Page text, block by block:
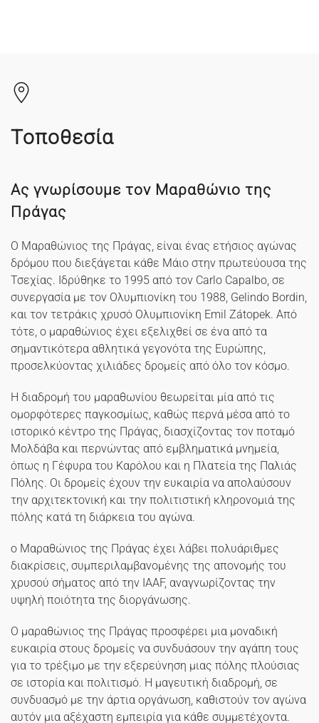
Τοποθεσία
Ας γνωρίσουμε τον Μαραθώνιο της
Πράγας
Ο Μαραθώνιος της Πράγας, είναι ένας ετήσιος αγώνας
δρόμου που διεξάγεται κάθε Μάιο στην πρωτεύουσα της
Τσεχίας. Ιδρύθηκε το 1995 από τον Carlo Capalbo, σε
συνεργασία με τον Ολυμπιονίκη του 1988, Gelindo Bordin,
και τον τετράκις χρυσό Ολυμπιονίκη Emil Zátopek. Από
τότε, ο μαραθώνιος έχει εξελιχθεί σε ένα από τα
σημαντικότερα αθλητικά γεγονότα της Ευρώπης,
προσελκύοντας χιλιάδες δρομείς από όλο τον κόσμο.
Η διαδρομή του μαραθωνίου θεωρείται μία από τις
ομορφότερες παγκοσμίως, καθώς περνά μέσα από το
ιστορικό κέντρο της Πράγας, διασχίζοντας τον ποταμό
Μολδάβα και περνώντας από εμβληματικά μνημεία,
όπως η Γέφυρα του Καρόλου και η Πλατεία της Παλιάς
Πόλης. Οι δρομείς έχουν την ευκαιρία να απολαύσουν
την αρχιτεκτονική και την πολιτιστική κληρονομιά της
πόλης κατά τη διάρκεια του αγώνα.
ο Μαραθώνιος της Πράγας έχει λάβει πολυάριθμες
διακρίσεις, συμπεριλαμβανομένης της απονομής του
χρυσού σήματος από την IAAF, αναγνωρίζοντας την
υψηλή ποιότητα της διοργάνωσης.
Ο μαραθώνιος της Πράγας προσφέρει μια μοναδική
ευκαιρία στους δρομείς να συνδυάσουν την αγάπη τους
για το τρέξιμο με την εξερεύνηση μιας πόλης πλούσιας
σε ιστορία και πολιτισμό. Η μαγευτική διαδρομή, σε
συνδυασμό με την άρτια οργάνωση, καθιστούν τον αγώνα
αυτόν μια αξέχαστη εμπειρία για κάθε συμμετέχοντα.